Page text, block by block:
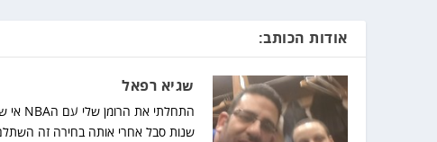
אודות הכותב:
שגיא רפאל